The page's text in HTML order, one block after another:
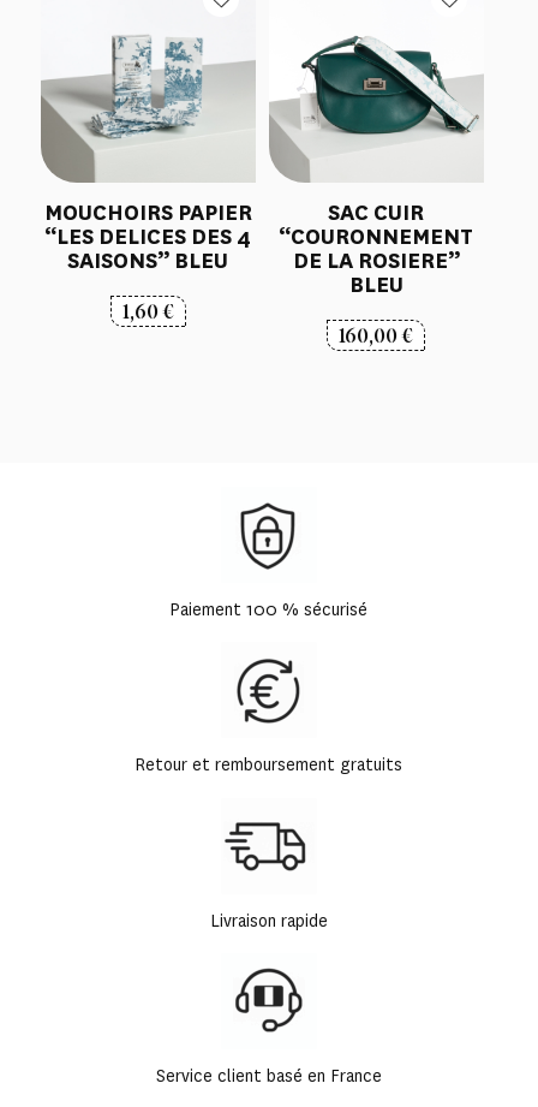
MOUCHOIRS PAPIER
“LES DELICES DES 4
SAISONS” BLEU
1,60€
SAC CUIR
“COURONNEMENT
DE LA ROSIERE”
BLEU
160,00€
Paiement 100 % sécurisé
Retour et remboursement gratuits
Livraison rapide
Service client basé en France